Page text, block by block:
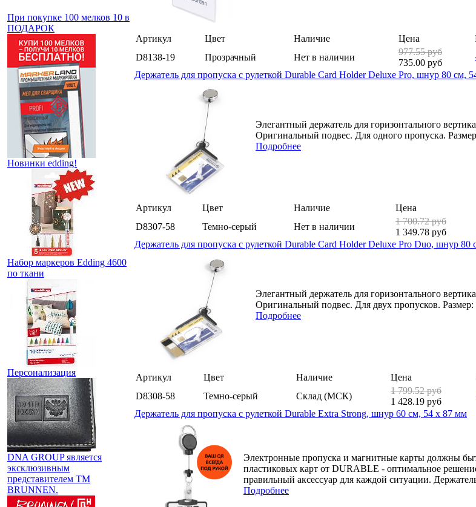
При покупке 100 мелков 10 в
ПОДАРОК
Новинки edding!
Набор маркеров Edding 4600
по ткани
Персонализация
DNA GROUP является
эксклюзивным
представителем TM
BRUNNEN.
Артикул Цвет Наличие Цена
D8138-19
Прозрачный Нет в наличии
977.55 руб
735.00 руб
Держатель для пропуска с рулеткой Durable Card Holder Deluxe Pro, шнур 80 см,
Элегантный держатель для горизонтального
Оригинальный подвес. Для одного пропуска.
Подробнее
Артикул Цвет Наличие Цена
D8307-58
Темно-серый Нет в наличии
1 700.72 руб
1 349.78 руб
Держатель для пропуска с рулеткой Durable Card Holder Deluxe Pro Duo, шнур
Элегантный держатель для горизонтального
Оригинальный подвес. Для двух пропусков.
Подробнее
Артикул Цвет Наличие Цена
D8308-58
Темно-серый Склад (МСК)
1 799.52 руб
1 428.19 руб
Держатель для пропуска с рулеткой Durable Extra Strong, шнур 60 см, 54 х 87 мм
Электронные пропуска и магнитные карты должны
пластиковых карт от DURABLE - оптимальное
правильный аксессуар для каждой ситуации.
Подробнее